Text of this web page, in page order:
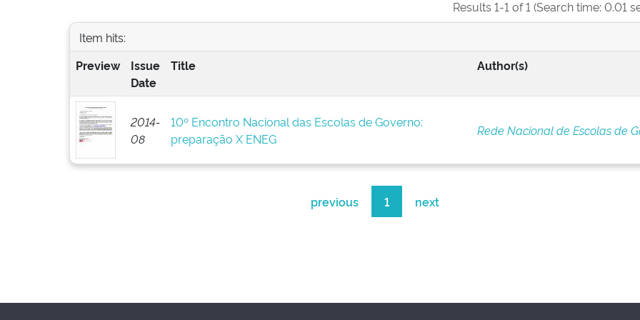
Results 1-1 of 1 (Search time: 0.01
Item hits:
Preview
Issue
Date
Title Author(s)
2014-
08
10º Encontro Nacional das Escolas de Governo:
preparação X ENEG
Rede Nacional de Escolas de
previous 1 next